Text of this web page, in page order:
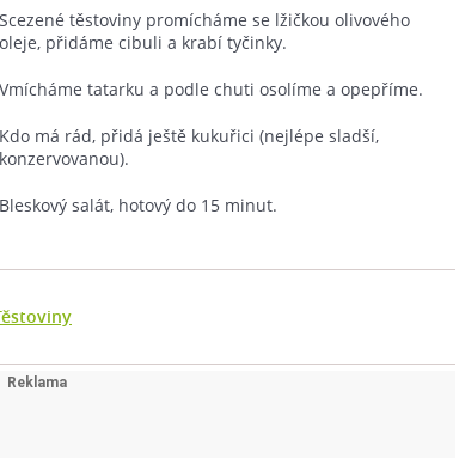
Scezené těstoviny promícháme se lžičkou olivového
oleje, přidáme cibuli a krabí tyčinky.
Vmícháme tatarku a podle chuti osolíme a opepříme.
Kdo má rád, přidá ještě kukuřici (nejlépe sladší,
konzervovanou).
Bleskový salát, hotový do 15 minut.